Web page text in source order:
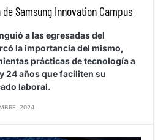
Samsung Innovation Campus
a las egresadas del
la importancia del mismo,
prácticas de tecnología a
24 años que faciliten su
laboral.
2024